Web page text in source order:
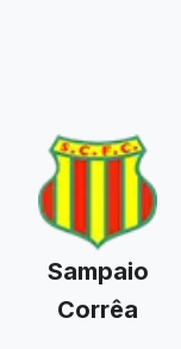
Sampaio
Corrêa